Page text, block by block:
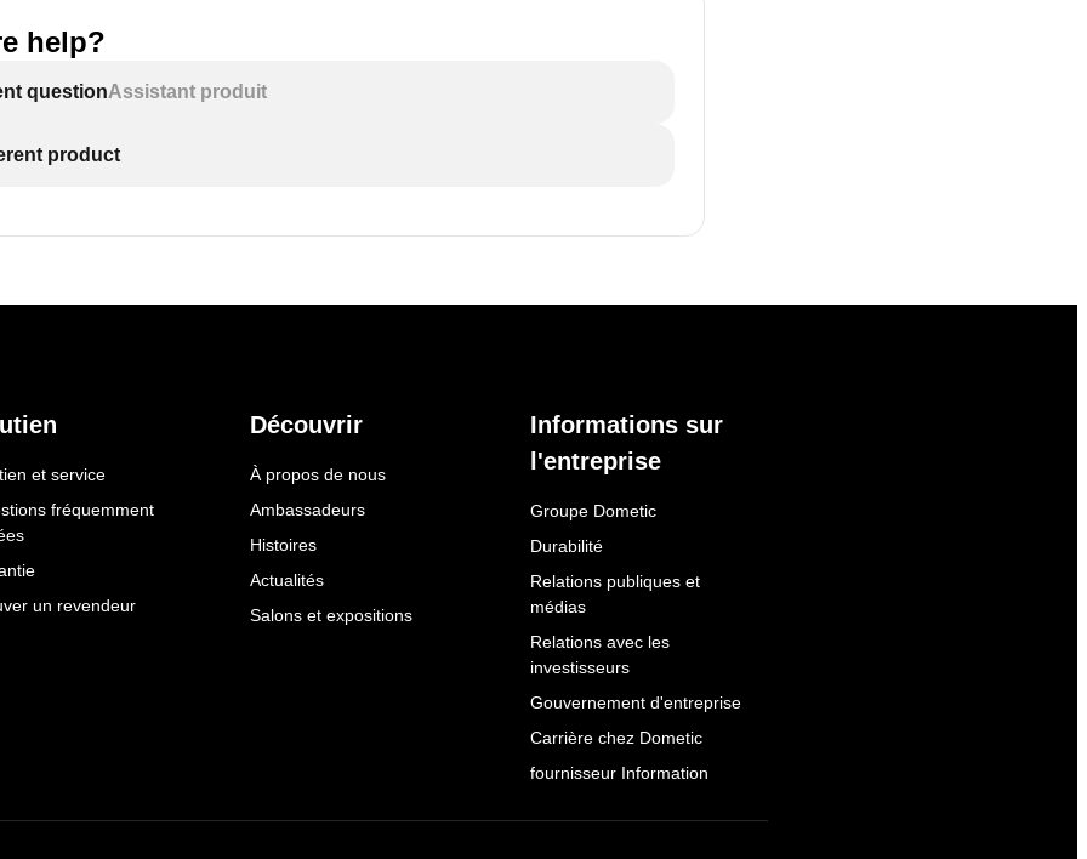
help?
questionAssistant produit
product
et service
fréquemment
un revendeur
Découvrir
À propos de nous
Ambassadeurs
Histoires
Actualités
Salons et expositions
Informations sur
l'entreprise
Groupe Dometic
Durabilité
Relations publiques et
médias
Relations avec les
investisseurs
Gouvernement d'entreprise
Carrière chez Dometic
fournisseur Information